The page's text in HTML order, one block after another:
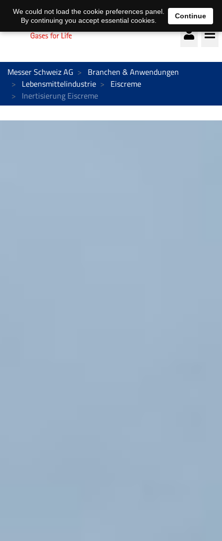
Deutsch français
Messer Schweiz AG
Branchen & Anwendungen
Lebensmittelindustrie
Eiscreme
Inertisierung Eiscreme
We could not load the cookie preferences panel.
By continuing you accept essential cookies.
Continue